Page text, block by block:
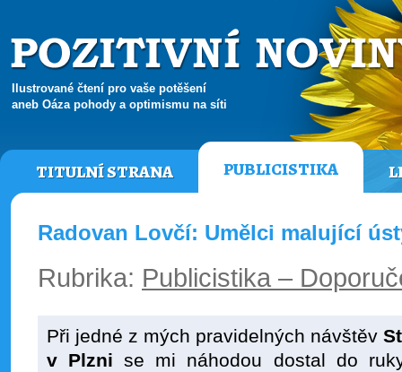
Ilustrované čtení pro vaše potěšení
aneb Oáza pohody a optimismu na síti
TITULNÍ STRANA PUBLICISTIKA
Radovan Lovčí: Umělci malující
Rubrika: Publicistika –
Při jedné z mých pravidelných návštěv
v Plzni se mi náhodou dostal do